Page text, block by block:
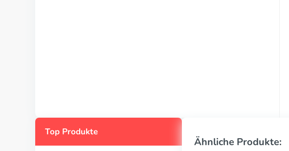
Top Produkte
Ähnliche Produkte: